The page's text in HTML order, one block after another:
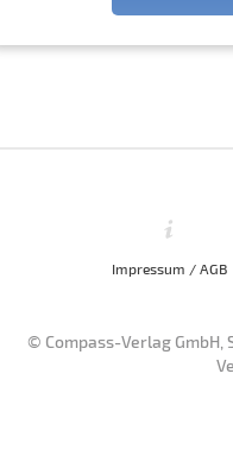
Impressum / AGB
© Compass-Verlag GmbH,